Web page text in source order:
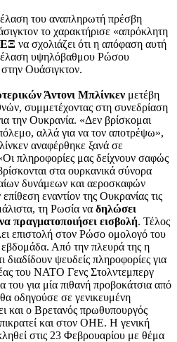
του αναπληρωτή πρέσβη
το χαρακτήρισε «απρόκλητη
να σχολιάζει ότι η απόφαση αυτή
υψηλόβαθμου Ρώσου
Ουάσιγκτον.
Άντονι Μπλίνκεν μετέβη
συμμετέχοντας στη συνεδρίαση
την Ουκρανία. «Δεν βρίσκομαι
αλλά για να τον αποτρέψω»,
αναφέρθηκε ξανά σε
πληροφορίες μας δείχνουν σαφώς
στα ουρκανικά σύνορα
δυνάμεων και αεροσκαφών
εναντίον της Ουκρανίας τις
τη Ρωσία να δηλώσει
πραγματοποιήσει εισβολή. Τέλος
επιστολή στον Ρώσο ομολογό του
Από την πλευρά της η
ψευδείς πληροφορίες για
του ΝΑΤΟ Γενς Στολντεμπεργ
του για μία πιθανή προβοκάτσια από
οδηγούσε σε γενικευμένη
και ο Βρετανός πρωθυπουργός
και στον ΟΗΕ. Η γενική
στις 23 Φεβρουαρίου με θέμα